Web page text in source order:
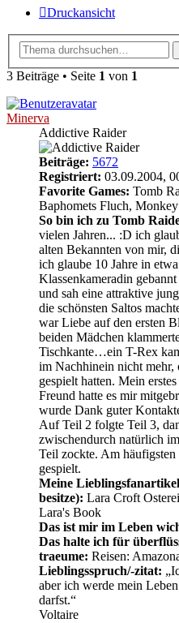
Druckansicht
3 Beiträge • Seite 1 von 1
Minerva
Addictive Raider
Beiträge: 5672
Registriert: 03.09.2004,
Favorite Games: Tomb
Baphomets Fluch,
So bin ich zu Tomb
vielen Jahren... :D ich
alten Bekannten von mir,
ich glaube 10 Jahre in
Klassenkameradin
und sah eine attraktive
die schönsten Saltos
war Liebe auf den ersten
beiden Mädchen
Tischkante…ein T-Rex
im Nachhinein nicht mehr,
gespielt hatten. Mein
Freund hatte es mir
wurde Dank guter
Auf Teil 2 folgte Teil 3,
zwischendurch natürlich
Teil zockte. Am
gespielt.
Meine
besitze): Lara Croft
Lara's Book
Das ist mir im Leben
Das halte ich für
traeume: Reisen:
Lieblingsspruch/-zitat:
aber ich werde mein
darfst.“
Voltaire